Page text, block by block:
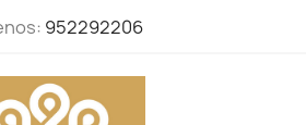
952292206